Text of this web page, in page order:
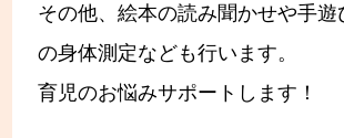
その他、絵本の読み聞かせや手遊
の身体測定なども行います。
育児のお悩みサポートします！